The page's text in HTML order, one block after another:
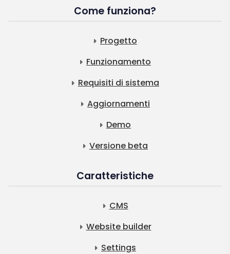
Come funziona?
Progetto
Funzionamento
Requisiti di sistema
Aggiornamenti
Demo
Versione beta
Caratteristiche
CMS
Website builder
Settings